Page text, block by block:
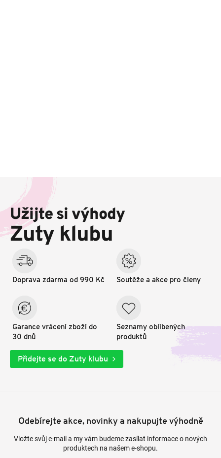
a
í
Užijte si výhody
Zuty klubu
Doprava zdarma od 990 Kč
Garance vrácení zboží do
30 dnů
Soutěže a akce pro členy
Seznamy oblíbených
produktů
Přidejte se do Zuty klubu
Odebírejte akce, novinky a nakupujte výhodně
Vložte svůj e-mail a my vám budeme zasílat informace o nových
produktech na našem e-shopu.